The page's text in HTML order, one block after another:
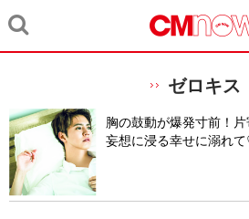
ゼロキス
胸の鼓動が爆発寸前！
妄想に浸る幸せに溺れ